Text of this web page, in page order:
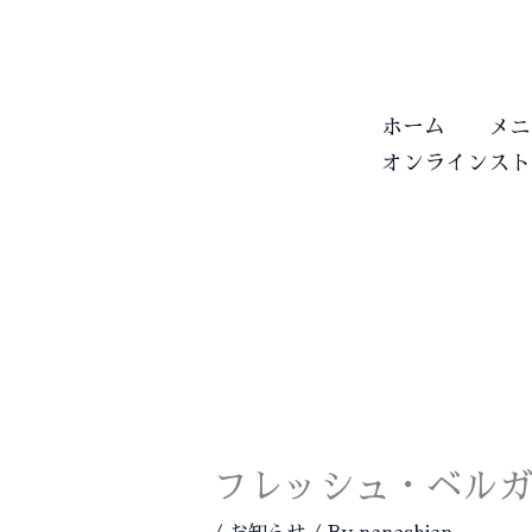
ホーム メ
オンラインス
フレッシュ・ベル